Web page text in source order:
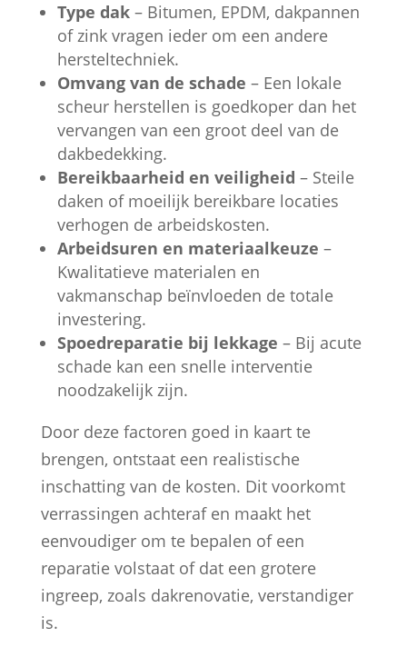
Type dak– Bitumen, EPDM, dakpannen
of zink vragen ieder om een andere
hersteltechniek.
Omvang van de schade – Een lokale
scheur herstellen is goedkoper dan het
vervangen van een groot deel van de
dakbedekking.
Bereikbaarheid en veiligheid – Steile
daken of moeilijk bereikbare locaties
verhogen de arbeidskosten.
Arbeidsuren en materiaalkeuze –
Kwalitatieve materialen en
vakmanschap beïnvloeden de totale
investering.
Spoedreparatie bij lekkage – Bij acute
schade kan een snelle interventie
noodzakelijk zijn.
Door deze factoren goed in kaart te
brengen, ontstaat een realistische
inschatting van de kosten. Dit voorkomt
verrassingen achteraf en maakt het
eenvoudiger om te bepalen of een
reparatie volstaat of dat een grotere
ingreep, zoals dakrenovatie, verstandiger
is.